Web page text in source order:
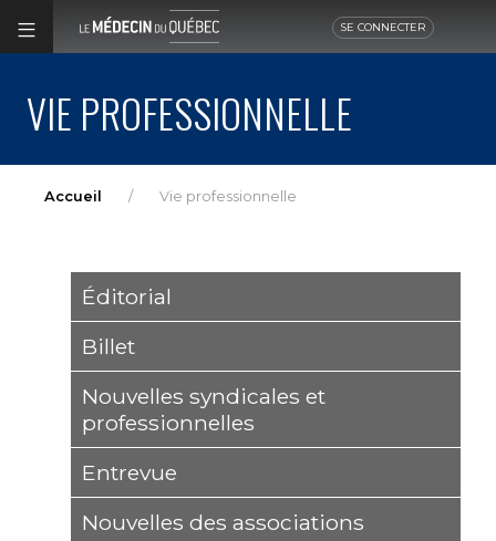
SE CONNECTER
VIE PROFESSIONNELLE
Accueil Vie professionnelle
Éditorial
Billet
Nouvelles syndicales et
professionnelles
Entrevue
Nouvelles des associations